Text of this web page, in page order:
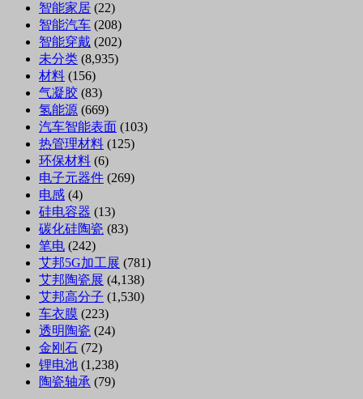
智能家居 (22)
智能汽车 (208)
智能穿戴 (202)
未分类 (8,935)
材料 (156)
气凝胶 (83)
氢能源 (669)
汽车智能表面 (103)
热管理材料 (125)
环保材料 (6)
电子元器件 (269)
电感 (4)
硅电容器 (13)
碳化硅陶瓷 (83)
笔电 (242)
艾邦5G加工展 (781)
艾邦陶瓷展 (4,138)
艾邦高分子 (1,530)
车衣膜 (223)
透明陶瓷 (24)
金刚石 (72)
锂电池 (1,238)
陶瓷轴承 (79)